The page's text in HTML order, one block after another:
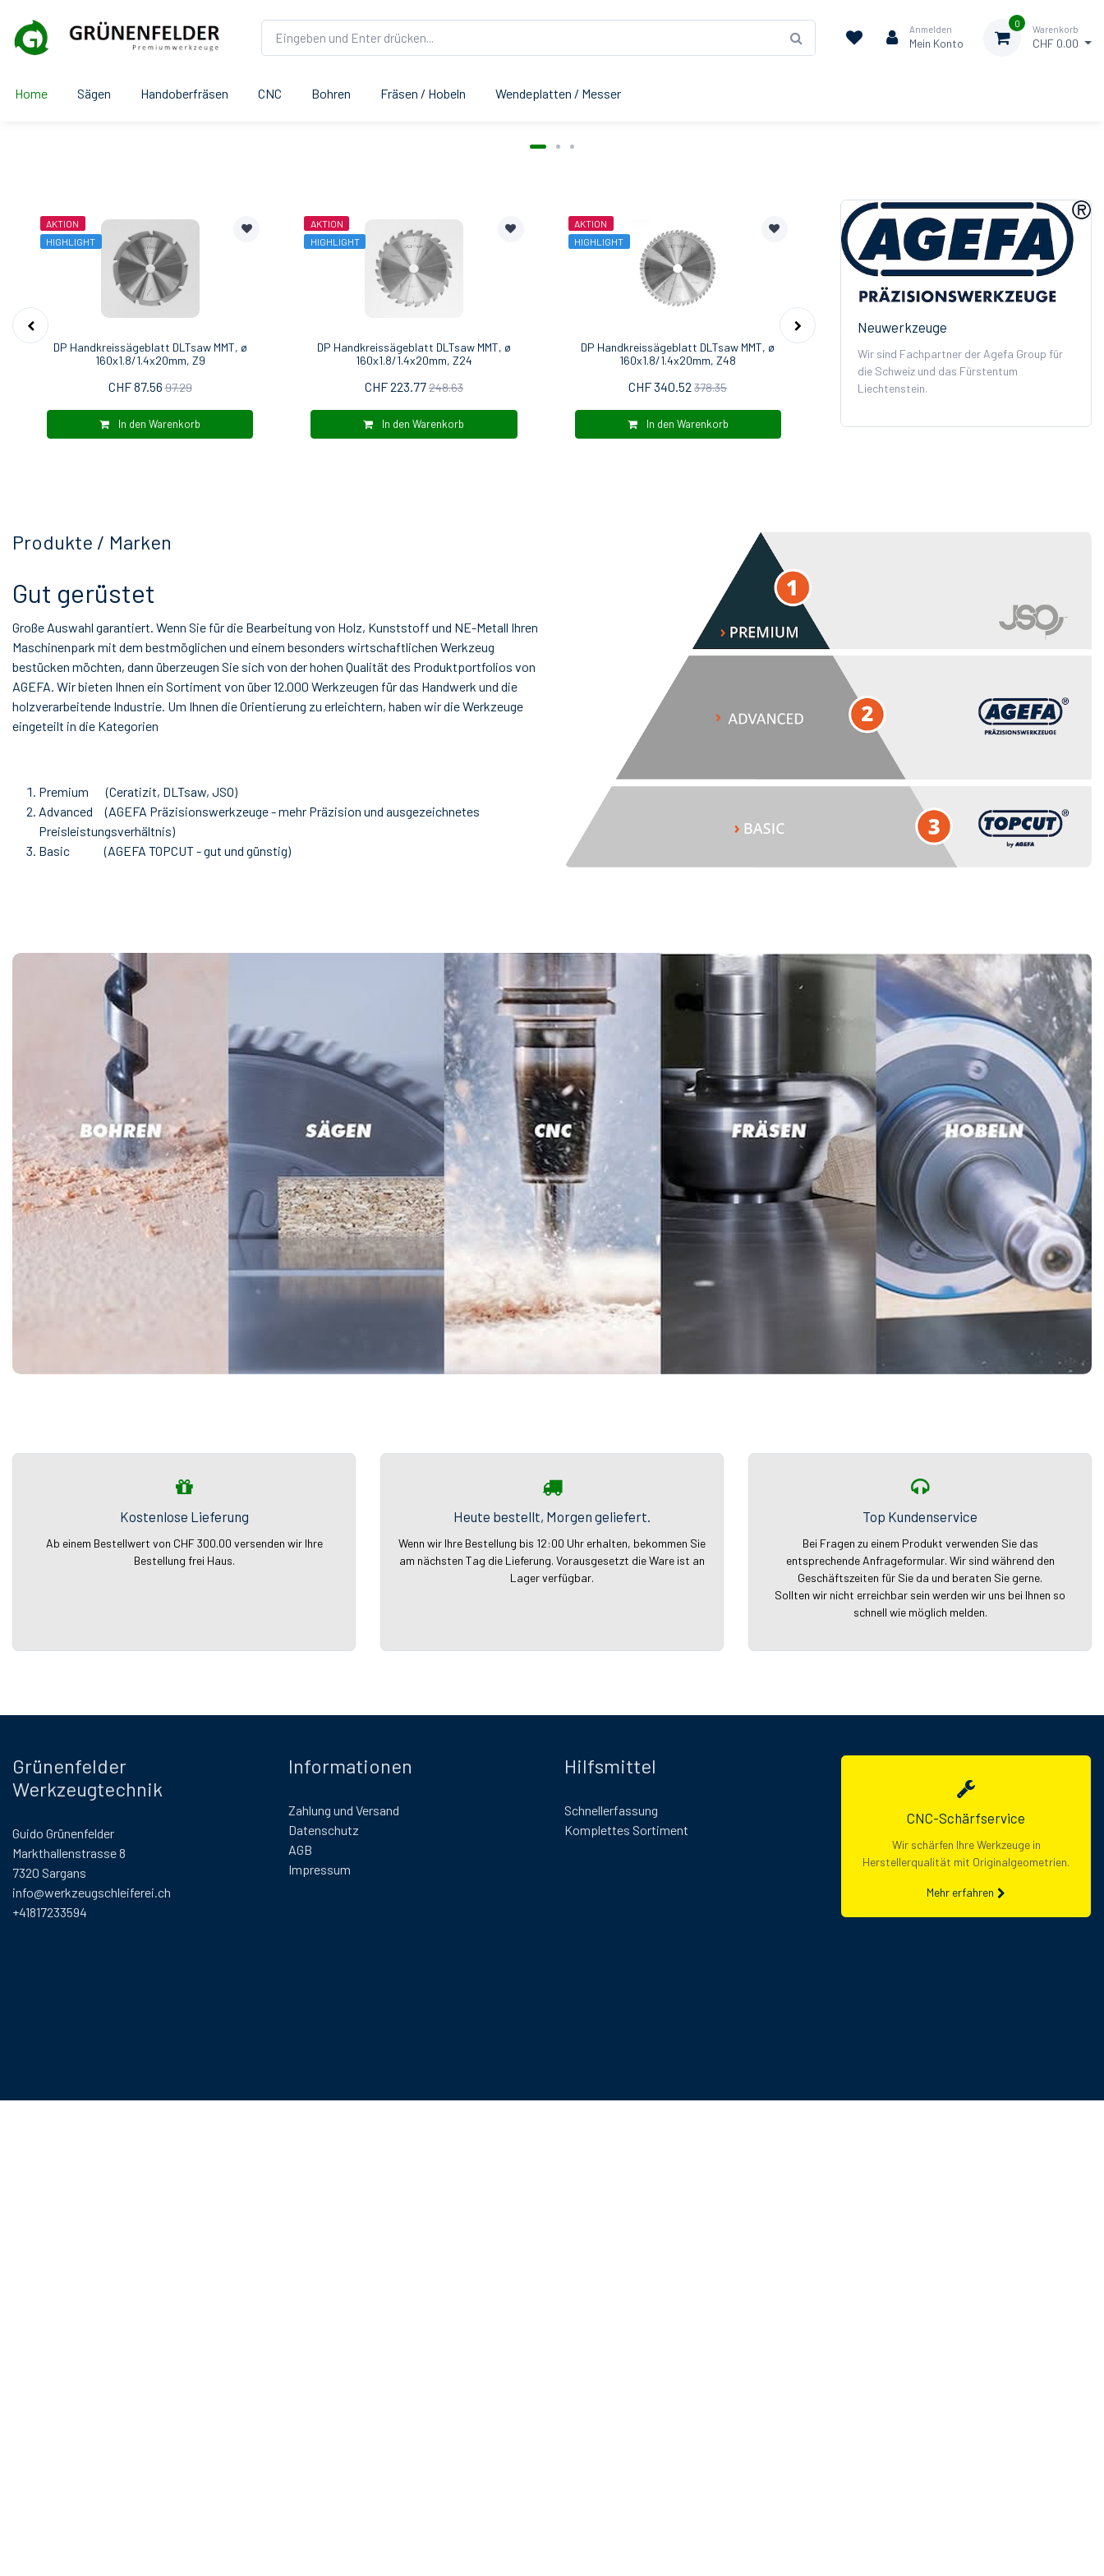
Anmelden
Mein Konto
0
Warenkorb
CHF 0.00
Home Sägen Handoberfräsen CNC Bohren Fräsen / Hobeln Wendeplatten / Messer
AKTION
HIGHLIGHT
DP Handkreissägeblatt DLTsaw MMT, ø
160x1.8/1.4x20mm, Z9
CHF 87.56 97.29
In den Warenkorb
AKTION
HIGHLIGHT
DP Handkreissägeblatt DLTsaw MMT, ø
160x1.8/1.4x20mm, Z24
CHF 223.77248.63
In den Warenkorb
AKTION
HIGHLIGHT
DP Handkreissägeblatt DLTsaw MMT, ø
160x1.8/1.4x20mm, Z48
CHF 340.52 378.35
In den Warenkorb
AKTION
HIGHLIGHT
DP Handkreissägeblatt DLTsaw MMT, ø
160x2.2/1.6x20mm, Z9
CHF 87.56
In den Warenkorb
Neuwerkzeuge
Wir sind Fachpartner der Agefa Group für
die Schweiz und das Fürstentum
Liechtenstein.
Produkte / Marken
Gut gerüstet
Große Auswahl garantiert. Wenn Sie für die Bearbeitung von Holz, Kunststoff und NE-Metall Ihren
Maschinenpark mit dem bestmöglichen und einem besonders wirtschaftlichen Werkzeug
bestücken möchten, dann überzeugen Sie sich von der hohen Qualität des Produktportfolios von
AGEFA. Wir bieten Ihnen ein Sortiment von über 12.000 Werkzeugen für das Handwerk und die
holzverarbeitende Industrie. Um Ihnen die Orientierung zu erleichtern, haben wir die Werkzeuge
eingeteilt in die Kategorien
Premium (Ceratizit, DLTsaw, JSO)
Advanced (AGEFA Präzisionswerkzeuge - mehr Präzision und ausgezeichnetes
Preisleistungsverhältnis)
Basic (AGEFA TOPCUT - gut und günstig)
Kostenlose Lieferung
Ab einem Bestellwert von CHF 300.00 versenden wir Ihre
Bestellung frei Haus.
Heute bestellt, Morgen geliefert.
Wenn wir Ihre Bestellung bis 12:00 Uhr erhalten, bekommen Sie
am nächsten Tag die Lieferung. Vorausgesetzt die Ware ist an
Lager verfügbar.
Top Kundenservice
Bei Fragen zu einem Produkt verwenden Sie das
entsprechende Anfrageformular. Wir sind während den
Geschäftszeiten für Sie da und beraten Sie gerne.
Sollten wir nicht erreichbar sein werden wir uns bei Ihnen so
schnell wie möglich melden.
Grünenfelder
Werkzeugtechnik
Guido Grünenfelder
Markthallenstrasse 8
7320 Sargans
info@werkzeugschleiferei.ch
+41817233594
Informationen
Zahlung und Versand
Datenschutz
AGB
Impressum
Hilfsmittel
Schnellerfassung
Komplettes Sortiment
CNC-Schärfservice
Wir schärfen Ihre Werkzeuge in
Herstellerqualität mit Originalgeometrien.
Mehr erfahren